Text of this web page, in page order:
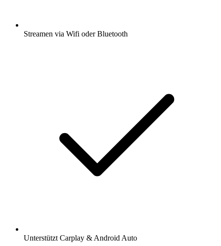
Streamen via Wifi oder Bluetooth
Unterstützt Carplay & Android Auto